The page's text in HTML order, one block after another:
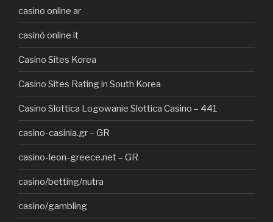
casino online ar
casinò online it
Casino Sites Korea
Casino Sites Rating in South Korea
Casino Slottica Logowanie Slottica Casino – 441
casino-casinia.gr – GR
casino-leon-greece.net – GR
casino/betting/nutra
casino/gambling